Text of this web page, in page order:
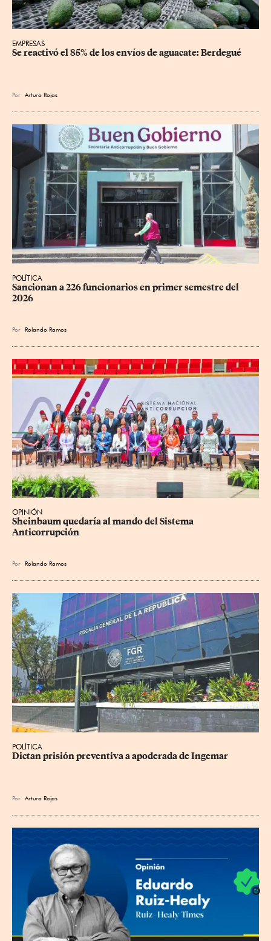
EMPRESAS
Se reactivó el 85% de los envíos de aguacate: Berdegué
Por Arturo Rojas
POLÍTICA
Sancionan a 226 funcionarios en primer semestre del
2026
Por Rolando Ramos
OPINIÓN
Sheinbaum quedaría al mando del Sistema
Anticorrupción
Por Rolando Ramos
POLÍTICA
Dictan prisión preventiva a apoderada de Ingemar
Por Arturo Rojas